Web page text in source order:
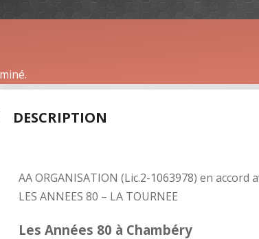
DESCRIPTION
AA ORGANISATION (Lic.2-1063978)en accord
LES ANNEES 80 – LA TOURNEE
Les Années 80 à Chambéry